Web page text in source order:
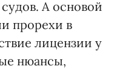
А основой
прорехи в
лицензии у
нюансы,